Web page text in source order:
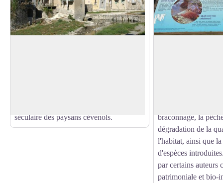
séculaire des paysans cévenols.
braconnage, la
dégradation de la
l'habitat, ainsi que
d'espèces
par certains auteurs
patrimoniale et bio-